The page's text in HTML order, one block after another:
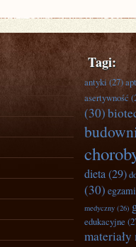
Tagi:
antyki(27)
asertywność
(30)
dieta(29)
(30)
medyczny (26)
edukacyjne
materiały